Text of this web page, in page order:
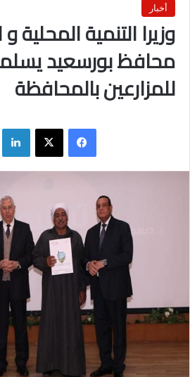
أخبار
وزيرا التنمية المحلية و
للمزارعين بالمحافظة
فيسبوك X